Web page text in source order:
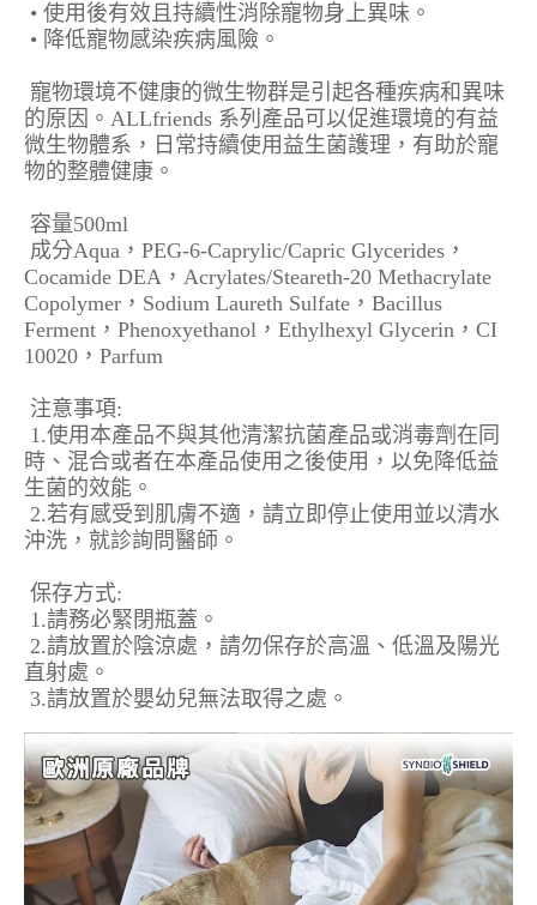
• 使用後有效且持續性消除寵物身上異味。
• 降低寵物感染疾病風險。
寵物環境不健康的微生物群是引起各種疾病和異味
的原因。ALLfriends 系列產品可以促進環境的有益
微生物體系，日常持續使用益生菌護理，有助於寵
物的整體健康。
容量500ml
成分Aqua，PEG-6-Caprylic/Capric Glycerides，
Cocamide DEA，Acrylates/Steareth-20 Methacrylate
Copolymer，Sodium Laureth Sulfate，Bacillus
Ferment，Phenoxyethanol，Ethylhexyl Glycerin，CI
10020，Parfum
注意事項:
1.使用本產品不與其他清潔抗菌產品或消毒劑在同
時、混合或者在本產品使用之後使用，以免降低益
生菌的效能。
2.若有感受到肌膚不適，請立即停止使用並以清水
沖洗，就診詢問醫師。
保存方式:
1.請務必緊閉瓶蓋。
2.請放置於陰涼處，請勿保存於高溫、低溫及陽光
直射處。
3.請放置於嬰幼兒無法取得之處。